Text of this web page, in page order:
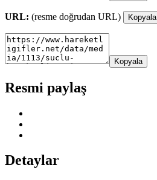
URL: (resme doğrudan URL) Kopyala
Kopyala
Resmi paylaş
Detaylar